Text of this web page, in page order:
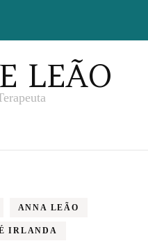
LEÃO
ANNA LEÃO
IRLANDA